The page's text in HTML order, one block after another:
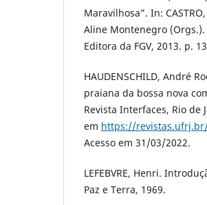
Maravilhosa”. In:
Aline Montenegro
Editora da FGV, 2013. p.
HAUDENSCHILD, André
praiana da bossa nova
Revista Interfaces, Rio de
em https://
Acesso em 31/03/2022.
LEFEBVRE, Henri.
Paz e Terra, 1969.